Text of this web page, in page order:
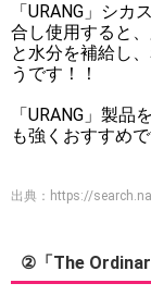
「URANG」シ
合し使用すると
と水分を補給し
うです！！
「URANG」製
も強くおすすめ
出典： https://
②「The